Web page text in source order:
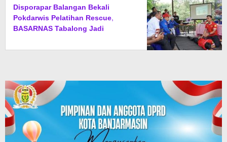
Disporapar Balangan Bekali
Pokdarwis Pelatihan Rescue,
BASARNAS Tabalong Jadi